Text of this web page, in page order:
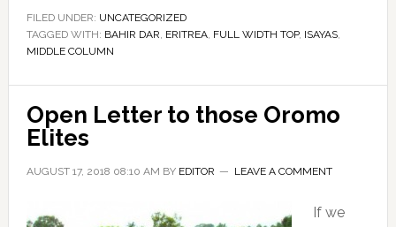
በፊት
ክልል
ሊጎበኙ
ነው
FILED UNDER: UNCATEGORIZED
TAGGED WITH: BAHIR DAR, ERITREA, FULL WIDTH TOP, ISAYAS,
MIDDLE COLUMN
Open Letter to those Oromo
Elites
AUGUST 17, 2018 08:10 AM BY EDITOR LEAVE A COMMENT
If we